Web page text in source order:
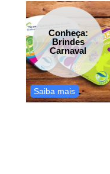
Conheça:
Brindes
Carnaval
Saiba mais